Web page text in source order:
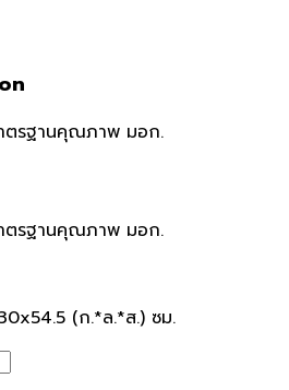
ตรฐานคุณภาพ มอก.
ตรฐานคุณภาพ มอก.
(ก.*ล.*ส.) ซม.